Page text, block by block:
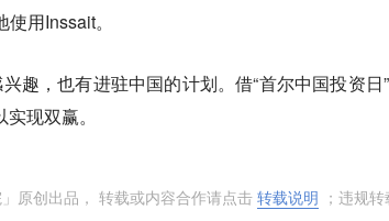
用Inssait。
趣，也有进驻中国的计划。借“首尔中国投资
现双赢。
」原创出品， 转载或内容合作请点击 转载说明 ；违规转